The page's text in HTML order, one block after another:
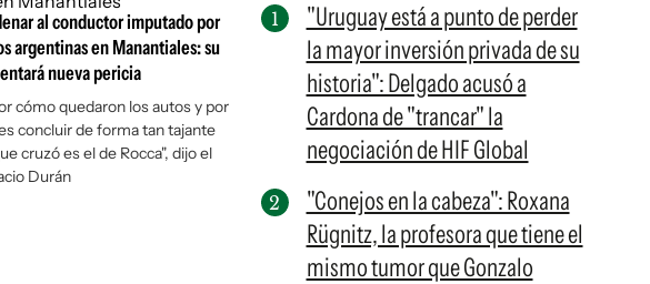
Suscribite x US$ 3,45
al conductor imputado por
argentinas en Manantiales: su
nueva pericia
cómo quedaron los autos y por
concluir de forma tan tajante
cruzó es el de Rocca", dijo el
Durán
"Uruguay está a punto de perder
la mayor inversión privada de su
historia": Delgado acusó a
Cardona de "trancar" la
negociación de HIF Global
"Conejos en la cabeza": Roxana
Rügnitz, la profesora que tiene el
mismo tumor que Gonzalo